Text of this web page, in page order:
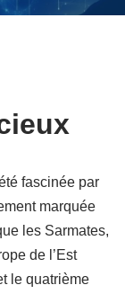
fascinée par
marquée
les Sarmates,
de l’Est
le quatrième